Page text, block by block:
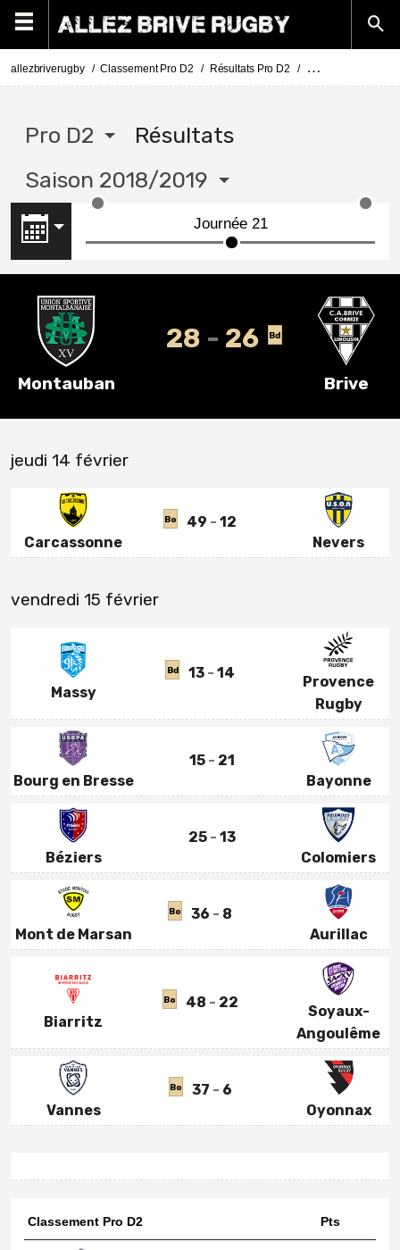
allezbriverugby Classement Pro D2 Résultats Pro D2 Pro D2 résultats
Pro D2
Résultats
Saison 2018/2019
Montauban
28 26 Bd
Brive
jeudi 14 février
Carcassonne
Bo 49
12
Nevers
vendredi 15 février
Massy
Bd 13 14
Provence
Rugby
Bourg en Bresse
15
21
Bayonne
Béziers
25
13
Colomiers
Mont de Marsan
Bo 36
8
Aurillac
Biarritz
Bo 48 22
Soyaux-
Angoulême
Vannes
Bo 37
6
Oyonnax
Classement Pro D2 Pts